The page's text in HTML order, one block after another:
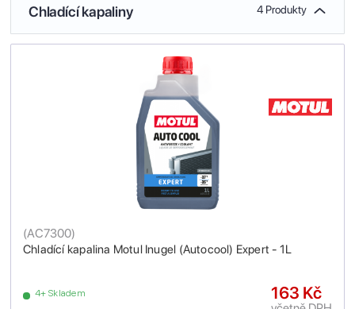
Chladící kapaliny 4 Produkty
Chladící kapalina Motul Inugel (Autocool) Expert - 1L
(AC7300)
4+ Skladem 163 Kč